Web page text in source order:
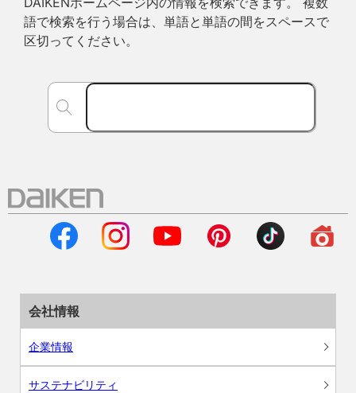
語で検索を行う場合は、単語と単語の間をスペースで
区切ってください。
会社情報
企業情報
サステナビリティ